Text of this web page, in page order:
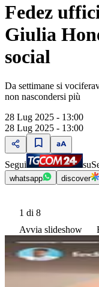
Fedez
Giulia
social
Da settimane si
non nascondersi più
28 Lug 2025 - 13:00
28 Lug 2025 - 13:00
Segui su
whatsapp discover
1 di 8
Avvia slideshow